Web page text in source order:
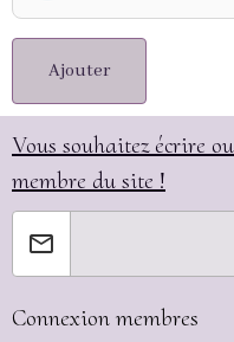
Ajouter
Vous souhaitez écrire
membre du site !
Connexion membres